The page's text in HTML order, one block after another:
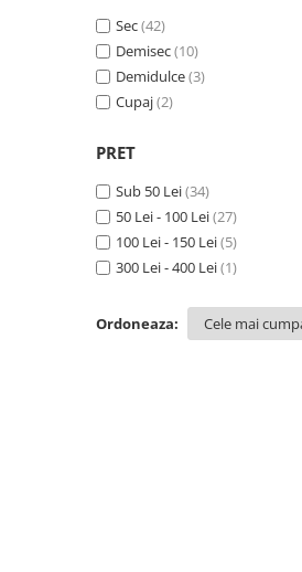
Sec(42)
Demisec(10)
Demidulce(3)
Cupaj(2)
PRET
Sub 50 Lei(34)
50 Lei - 100 Lei(27)
100 Lei - 150 Lei(5)
300 Lei - 400 Lei(1)
Ordoneaza: